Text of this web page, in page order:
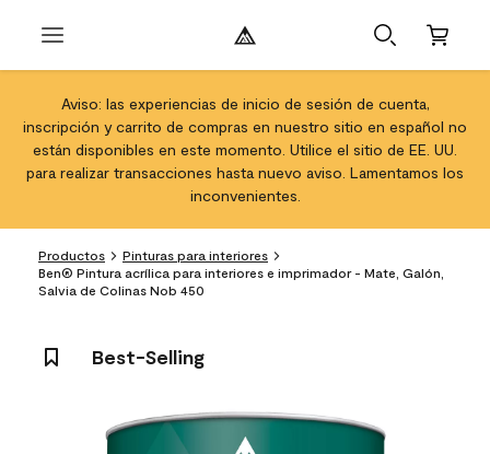
Aviso: las experiencias de inicio de sesión de cuenta,
inscripción y carrito de compras en nuestro sitio en español no
están disponibles en este momento. Utilice el sitio de EE. UU.
para realizar transacciones hasta nuevo aviso. Lamentamos los
inconvenientes.
Productos
Pinturas para interiores
Ben® Pintura acrílica para interiores e imprimador - Mate, Galón,
Salvia de Colinas Nob 450
Best-Selling